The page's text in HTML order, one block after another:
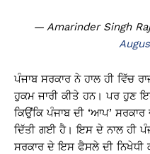
— Amarinder Singh
ਪੰਜਾਬ ਸਰਕਾਰ ਨੇ ਹਾਲ ਹੀ ਵਿੱਚ
ਹੁਕਮ ਜਾਰੀ ਕੀਤੇ ਹਨ। ਪਰ ਹੁਣ
ਕਿਉਂਕਿ ਪੰਜਾਬ ਦੀ ‘ਆਪ’
ਦਿੱਤੀ ਗਈ ਹੈ। ਇਸ ਦੇ ਨਾਲ ਹੀ
ਸਰਕਾਰ ਦੇ ਇਸ ਫੈਸਲੇ ਦੀ ਨਿਖੇਧੀ